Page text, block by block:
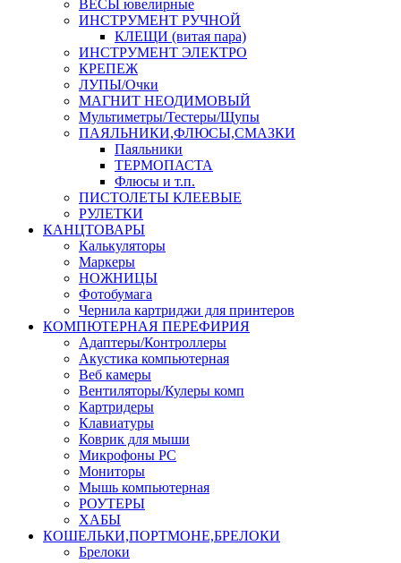
ВЕСЫ ювелирные
ИНСТРУМЕНТ РУЧНОЙ
КЛЕЩИ (витая пара)
ИНСТРУМЕНТ ЭЛЕКТРО
КРЕПЕЖ
ЛУПЫ/Очки
МАГНИТ НЕОДИМОВЫЙ
Мультиметры/Тестеры/Щупы
ПАЯЛЬНИКИ,ФЛЮСЫ,СМАЗКИ
Паяльники
ТЕРМОПАСТА
Флюсы и т.п.
ПИСТОЛЕТЫ КЛЕЕВЫЕ
РУЛЕТКИ
КАНЦТОВАРЫ
Калькуляторы
Маркеры
НОЖНИЦЫ
Фотобумага
Чернила картриджи для принтеров
КОМПЮТЕРНАЯ ПЕРЕФИРИЯ
Адаптеры/Контроллеры
Акустика компьютерная
Веб камеры
Вентиляторы/Кулеры комп
Картридеры
Клавиатуры
Коврик для мыши
Микрофоны PC
Мониторы
Мышь компьютерная
РОУТЕРЫ
ХАБЫ
КОШЕЛЬКИ,ПОРТМОНЕ,БРЕЛОКИ
Брелоки